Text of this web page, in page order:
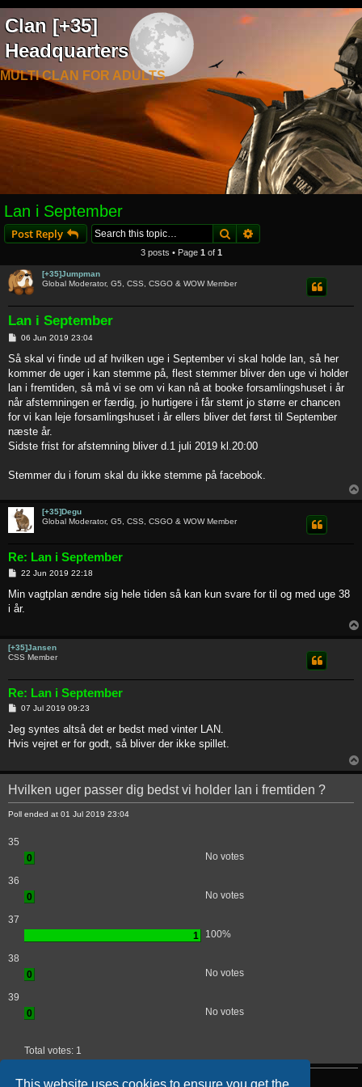
This website uses cookies to ensure you get the
Clan [+35]
Headquarters
MULTI CLAN FOR ADULTS
Lan i September
Post Reply SearchAdvanced search
3 posts • Page 1 of 1
[+35]Jumpman
Global Moderator, G5, CSS, CSGO & WOW Member
Lan i September
P
s
06 Jun 2019 23:04
Så skal vi finde ud af hvilken uge i September vi skal holde lan, så her
kommer de uger i kan stemme på, flest stemmer bliver den uge vi holder
lan i fremtiden, så må vi se om vi kan nå at booke forsamlingshuset i år
når afstemningen er færdig, jo hurtigere i får stemt jo større er chancen
for vi kan leje forsamlingshuset i år ellers bliver det først til September
næste år.
Sidste frist for afstemning bliver d.1 juli 2019 kl.20:00
Stemmer du i forum skal du ikke stemme på facebook.
[+35]Degu
Global Moderator, G5, CSS, CSGO & WOW Member
Re: Lan i September
P
s
22 Jun 2019 22:18
Min vagtplan ændre sig hele tiden så kan kun svare for til og med uge 38
i år.
[+35]Jansen
CSS Member
Re: Lan i September
P
s
07 Jul 2019 09:23
Jeg syntes altså det er bedst med vinter LAN.
Hvis vejret er for godt, så bliver der ikke spillet.
Hvilken uger passer dig bedst vi holder lan i fremtiden ?
Poll ended at 01 Jul 2019 23:04
35
0
No votes
36
0
No votes
37
1
100%
38
0
No votes
39
0
No votes
Total votes: 1
Post Reply